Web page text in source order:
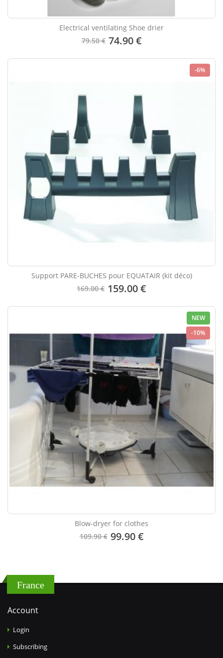
Electrical ventilating Shoe drier
79.50 € 74.90 €
-6%
Support PARE-BUCHES pour EQUATAIR (kit déco)
169.00 € 159.00 €
NEW
-10%
Blow-dryer for clothes
109.90 € 99.90 €
France
Account
Login
Subscribing